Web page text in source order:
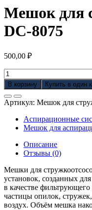
Мешок для
DC-8075
500,00 ₽
Количество
товара
Мешок
для
стружкоотсоса
DC-
8075
В корзину Купить в один
Артикул: Мешок для
Аспирационные
Мешок для
Описание
Отзывы (0)
Мешки для
установок, созданных
в качестве
частицы опилок,
воздух. Объём мешка